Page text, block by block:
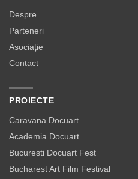
Despre
Parteneri
Asociație
Contact
PROIECTE
Caravana Docuart
Academia Docuart
Bucuresti Docuart Fest
Bucharest Art Film Festival